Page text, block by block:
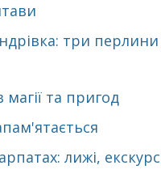
три
та пригод
лижі,